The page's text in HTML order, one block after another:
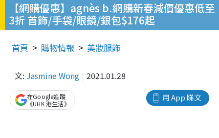
【網購優惠】agnès b.網購新春減價優惠低至
3折 首飾/手袋/眼鏡/銀包$176起
首頁 購物情報 美妝服飾
文: Jasmine Wong 2021.01.28
用 App 睇文
在Google追蹤
《UHK 港生活》